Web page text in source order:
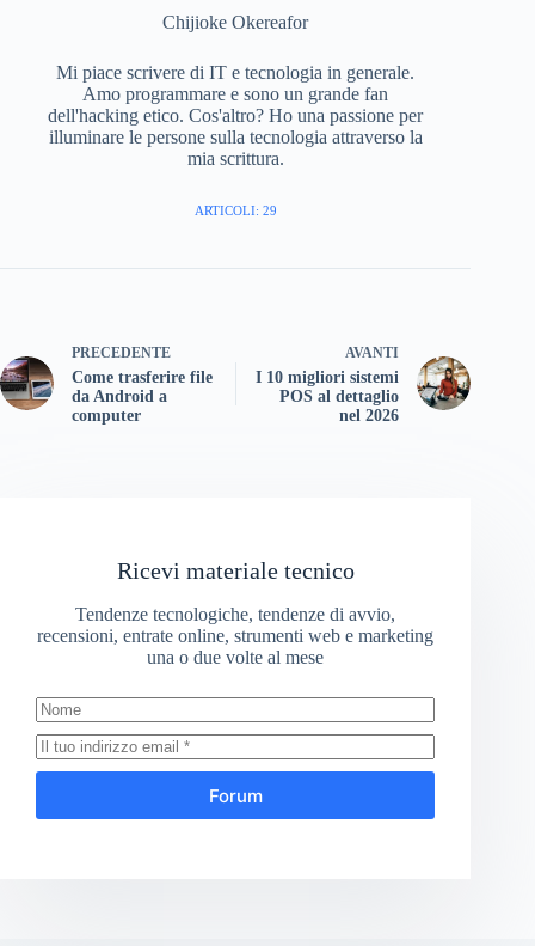
Chijioke Okereafor
Mi piace scrivere di IT e tecnologia in generale.
Amo programmare e sono un grande fan
dell'hacking etico. Cos'altro? Ho una passione per
illuminare le persone sulla tecnologia attraverso la
mia scrittura.
ARTICOLI: 29
PRECEDENTE
Come trasferire file
da Android a
computer
AVANTI
I 10 migliori sistemi
POS al dettaglio
nel 2026
Ricevi materiale tecnico
Tendenze tecnologiche, tendenze di avvio,
recensioni, entrate online, strumenti web e marketing
una o due volte al mese
Forum